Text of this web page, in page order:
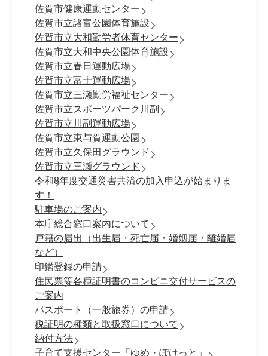
佐賀市健康運動センター
佐賀市立諸富公園体育施設
佐賀市立大和勤労者体育センター
佐賀市立大和中央公園体育施設
佐賀市立春日運動広場
佐賀市立富士運動広場
佐賀市立三瀬勤労福祉センター
佐賀市立スポーツパーク川副
佐賀市立川副運動広場
佐賀市立東与賀運動公園
佐賀市立久保田グラウンド
佐賀市立三瀬グラウンド
令和8年度交通災害共済の加入申込が始まりま
す！
駐車場のご案内
本庁総合窓口案内について
戸籍の届出（出生届・死亡届・婚姻届・離婚届
など）
印鑑登録の申請
住民票等各種証明書のコンビニ交付サービスの
ご案内
パスポート（一般旅券）の申請
税証明の種類と取扱窓口について
納付方法
子育て支援センター「ゆめ・ぽけっと」